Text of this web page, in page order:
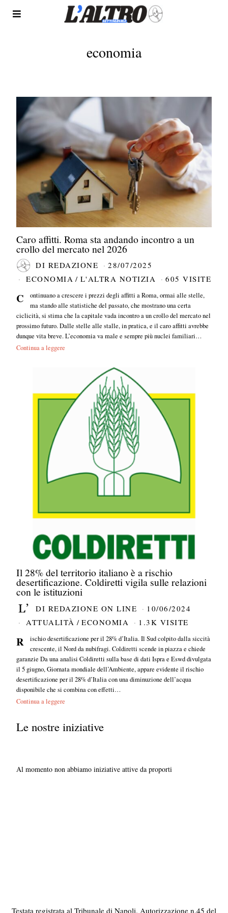
economia
Caro affitti. Roma sta andando incontro a un
crollo del mercato nel 2026
DI REDAZIONE
28/07/2025
ECONOMIA / L'ALTRA NOTIZIA 605 VISITE
Continuano a crescere i prezzi degli affitti a Roma, ormai alle stelle,
ma stando alle statistiche del passato, che mostrano una certa
ciclicità, si stima che la capitale vada incontro a un crollo del mercato nel
prossimo futuro. Dalle stelle alle stalle, in pratica, e il caro affitti avrebbe
dunque vita breve. L’economia va male e sempre più nuclei familiari…
Continua a leggere
Il 28% del territorio italiano è a rischio
desertificazione. Coldiretti vigila sulle relazioni
con le istituzioni
DI REDAZIONE ON LINE
10/06/2024
ATTUALITÀ / ECONOMIA 1.3K VISITE
Rischio desertificazione per il 28% d’Italia. Il Sud colpito dalla siccità
crescente, il Nord da nubifragi. Coldiretti scende in piazza e chiede
garanzie Da una analisi Coldiretti sulla base di dati Ispra e Eswd divulgata
il 5 giugno, Giornata mondiale dell’Ambiente, appare evidente il rischio
desertificazione per il 28% d’Italia con una diminuzione dell’acqua
disponibile che si combina con effetti…
Continua a leggere
Le nostre iniziative
Al momento non abbiamo iniziative attive da proporti
Testata registrata al Tribunale di Napoli. Autorizzazione n.45 del